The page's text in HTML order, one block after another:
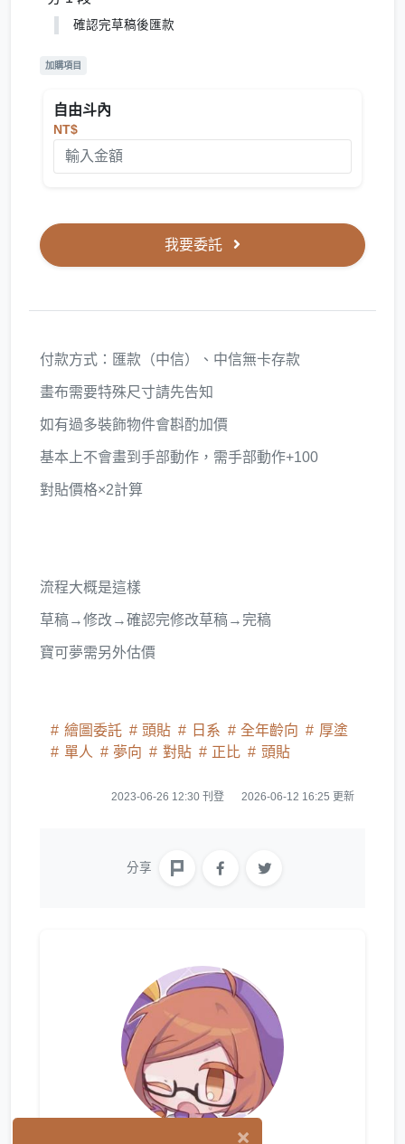
確認完草稿後匯款
加購項目
自由斗內
NT$
我要委託
付款方式：匯款（中信）、中信無卡存款
畫布需要特殊尺寸請先告知
如有過多裝飾物件會斟酌加價
基本上不會畫到手部動作，需手部動作+100
對貼價格×2計算
流程大概是這樣
草稿→修改→確認完修改草稿→完稿
寶可夢需另外估價
繪圖委託 頭貼 日系 全年齡向
厚塗
單人
夢向 對貼 正比 頭貼
2023-06-26 12:30 刊登 2026-06-12 16:25 更新
分享
×